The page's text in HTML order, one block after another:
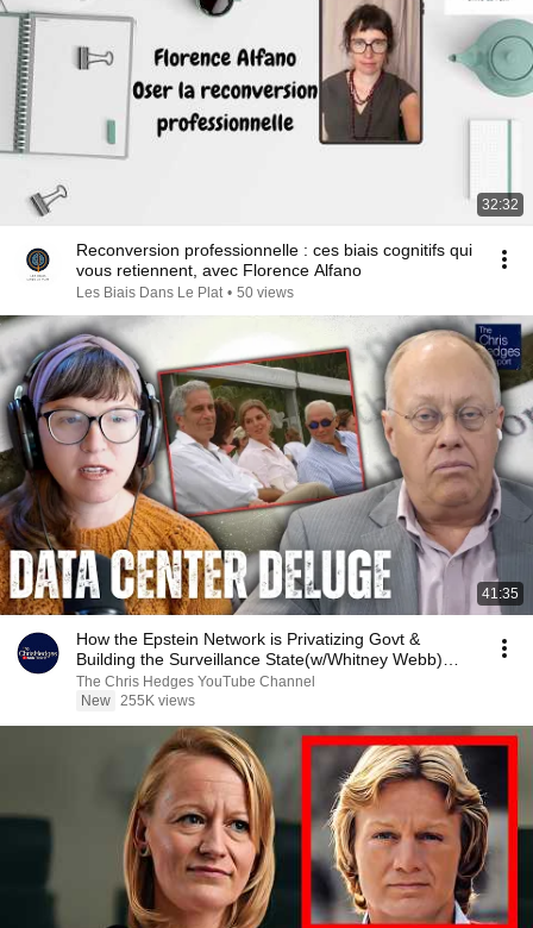
32:32
Reconversion professionnelle : ces biais cognitifs qui
vous retiennent, avec Florence Alfano
Les Biais Dans Le Plat • 50 views
41:35
How the Epstein Network is Privatizing Govt &
Building the Surveillance State(w/Whitney Webb)
|TCHR
The Chris Hedges YouTube Channel
New 255K views